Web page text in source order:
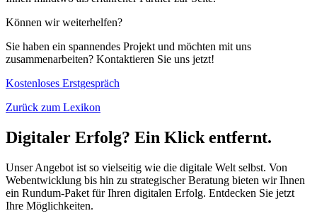
Können wir weiterhelfen?
Sie haben ein spannendes Projekt und möchten mit uns
zusammenarbeiten? Kontaktieren Sie uns jetzt!
Kostenloses Erstgespräch
Zurück zum Lexikon
Digitaler Erfolg? Ein Klick entfernt.
Unser Angebot ist so vielseitig wie die digitale Welt selbst. Von
Webentwicklung bis hin zu strategischer Beratung bieten wir Ihnen
ein Rundum-Paket für Ihren digitalen Erfolg. Entdecken Sie jetzt
Ihre Möglichkeiten.